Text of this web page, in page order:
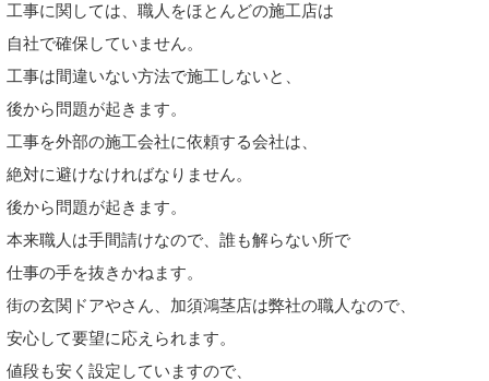
工事に関しては、 職人 をほとんどの施工店は
自社で確保していません。
工事は間違いない方法で施工しないと、
後から問題が起きます。
工事を外部の施工会社に依頼する会社は、
絶対に避けなければなりません。
後から問題が起きます。
本来職人は手間請けなので、誰も解らない所で
仕事の手を抜きかねます。
街の玄関ドアやさん、加須鴻茎店は弊社の職人なので、
安心して要望に応えられます。
値段も安く設定していますので、